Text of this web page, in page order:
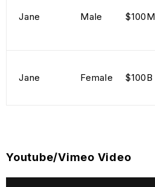
Jane Male $100M
Jane Female $100B
Youtube/Vimeo Video